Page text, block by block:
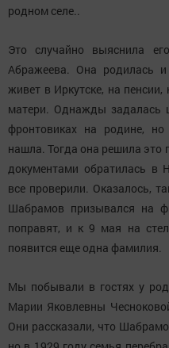
родном селе..
Это случайно выяснила
Абражеева. Она родилась
живет в Иркутске, на
матери. Однажды задалась
фронтовиках на родине,
нашла. Тогда она решила это
документами обратилась в
все проверили. Оказалось,
Шабрамов призывался на
поправят, и к 9 мая на
появится еще одна фамилия.
Мы побывали в гостях у
Марии Яковлевны
Они рассказали, что